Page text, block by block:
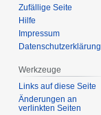
Zufällige Seite
Hilfe
Impressum
Datenschutzerklärung
Werkzeuge
Links auf diese Seite
Änderungen an
verlinkten Seiten